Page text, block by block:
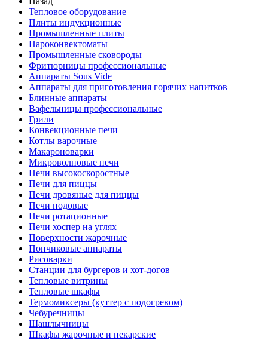
Тепловое оборудование
Плиты индукционные
Промышленные плиты
Пароконвектоматы
Промышленные сковороды
Фритюрницы профессиональные
Аппараты Sous Vide
Аппараты для приготовления горячих напитков
Блинные аппараты
Вафельницы профессиональные
Грили
Конвекционные печи
Котлы варочные
Макароноварки
Микроволновые печи
Печи высокоскоростные
Печи для пиццы
Печи дровяные для пиццы
Печи подовые
Печи ротационные
Печи хоспер на углях
Поверхности жарочные
Пончиковые аппараты
Рисоварки
Станции для бургеров и хот-догов
Тепловые витрины
Тепловые шкафы
Термомиксеры (куттер с подогревом)
Чебуречницы
Шашлычницы
Шкафы жарочные и пекарские